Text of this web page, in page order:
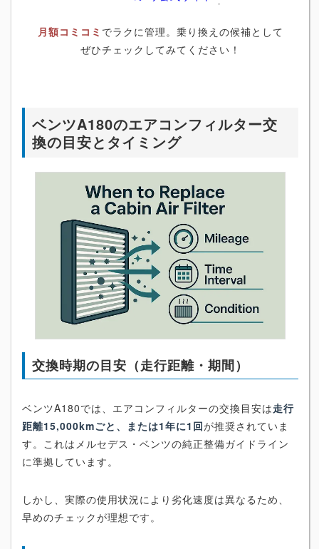
月額コミコミ でラクに管理。乗り換えの候補として
ぜひチェックしてみてください！
ベンツA180のエアコンフィルター交
換の目安とタイミング
交換時期の目安（走行距離・期間）
ベンツA180では、エアコンフィルターの交換目安は走行
距離15,000kmごと、または1年に1回が推奨されていま
す。これはメルセデス・ベンツの純正整備ガイドライン
に準拠しています。
しかし、実際の使用状況により劣化速度は異なるため、
早めのチェックが理想です。